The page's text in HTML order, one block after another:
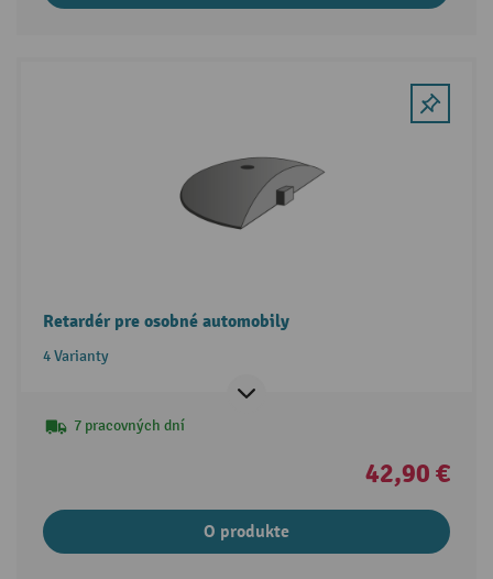
Retardér pre osobné automobily
4 Varianty
7 pracovných dní
42,90 €
O produkte